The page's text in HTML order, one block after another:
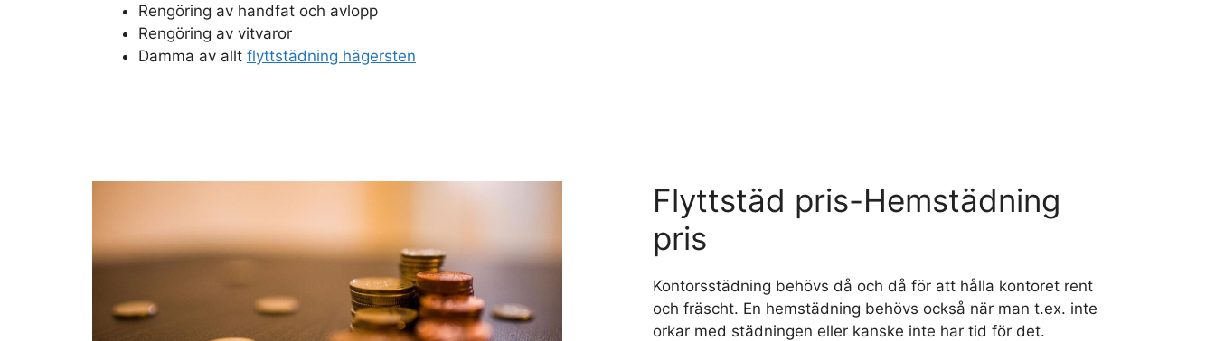
Rengöring av handfat och avlopp
Rengöring av vitvaror
Damma av allt flyttstädning hägersten
Flyttstäd pris-Hemstädning
pris
Kontorsstädning behövs då och då för att hålla kontoret rent
och fräscht. En hemstädning behövs också när man t.ex. inte
orkar med städningen eller kanske inte har tid för det.